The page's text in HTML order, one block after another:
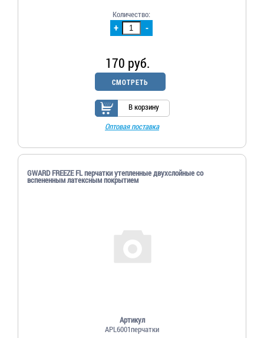
+ -
Количество:
170 руб.
СМОТРЕТЬ
В корзину
Оптовая поставка
GWARD FREEZE FL перчатки утепленные двухслойные со
вспененным латексным покрытием
Артикул
APL6001перчатки